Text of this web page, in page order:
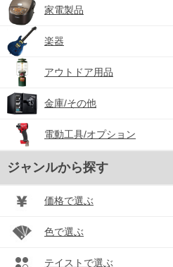
家電製品
楽器
アウトドア用品
金庫/その他
電動工具/オプション
ジャンルから探す
価格で選ぶ
色で選ぶ
テイストで選ぶ